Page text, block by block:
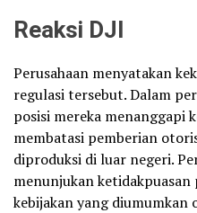
Reaksi DJI
Perusahaan menyatakan
regulasi tersebut. Dalam
posisi mereka menanggapi
membatasi pemberian
diproduksi di luar negeri.
menunjukan ketidakpuasan
kebijakan yang diumumkan